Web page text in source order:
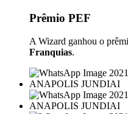
Prêmio PEF
A Wizard ganhou o
Franquias.